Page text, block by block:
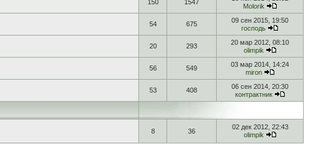
150 1547
Molorik
54 675
09 сен 2015, 19:50
господь
20 293
20 мар 2012, 08:10
olimpik
56 549
03 мар 2014, 14:24
miron
53 408
06 сен 2014, 20:30
контрактник
8 36
02 дек 2012, 22:43
olimpik